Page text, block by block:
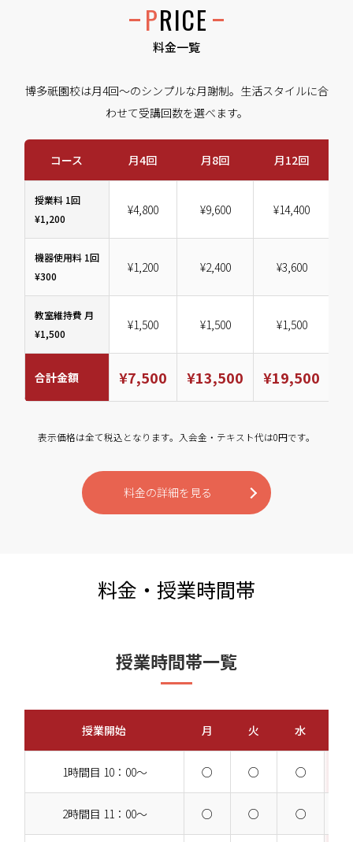
PRICE
料金一覧
博多祇園校は月4回〜のシンプルな月謝制。生活スタイルに合
わせて受講回数を選べます。
コース 月4回 月8回 月12回
授業料 1回
¥1,200
¥4,800 ¥9,600 ¥14,400
機器使用料 1回
¥300
¥1,200 ¥2,400 ¥3,600
教室維持費 月
¥1,500
¥1,500 ¥1,500 ¥1,500
合計金額 ¥7,500 ¥13,500 ¥19,500
表示価格は全て税込となります。入会金・テキスト代は0円です。
料金の詳細を見る
料金・授業時間帯
授業時間帯一覧
授業開始 月 火 水
1時間目 10：00～ ○ ○ ○
2時間目 11：00～ ○ ○ ○